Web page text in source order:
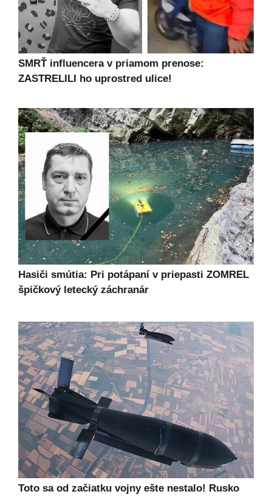
SMRŤ influencera v priamom prenose:
ZASTRELILI ho uprostred ulice!
Hasiči smútia: Pri potápaní v priepasti ZOMREL
špičkový letecký záchranár
Toto sa od začiatku vojny ešte nestalo! Rusko